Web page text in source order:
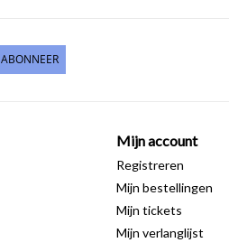
ABONNEER
Mijn account
Registreren
Mijn bestellingen
Mijn tickets
Mijn verlanglijst